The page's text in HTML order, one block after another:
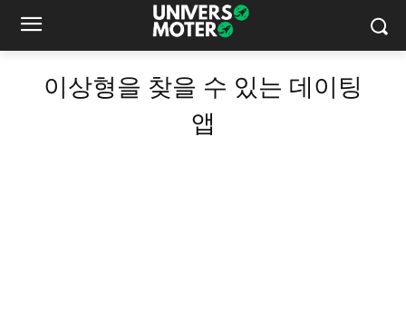
이상형을 찾을 수 있는 데이팅
앱